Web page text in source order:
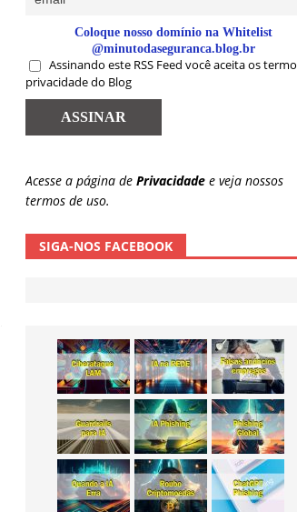
Coloque nosso domínio na Whitelist
@minutodaseguranca.blog.br
Assinando este RSS Feed você aceita os
privacidade do Blog
Acesse a página de Privacidade e veja nossos
termos de uso.
SIGA-NOS FACEBOOK